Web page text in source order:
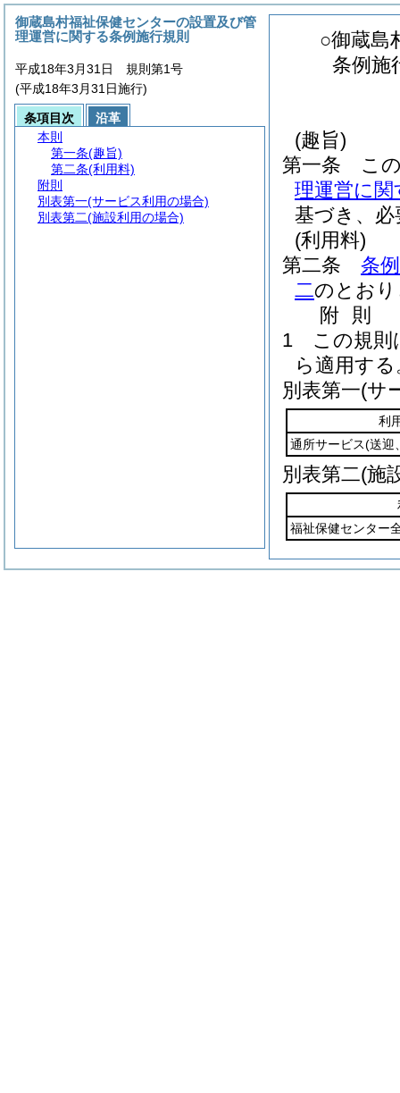
○御蔵島
条例施
(趣旨)
第一条
こ
理運営に関
基づき、
(利用料)
第二条
条
二のとお
附 則
1
この規則
ら適用する
別表第一(サ
利
通所サービス(送迎
別表第二(施
福祉保健センター
御蔵島村福祉保健センターの設置及び管
理運営に関する条例施行規則
平成18年3月31日 規則第1号
(平成18年3月31日施行)
条項目次
沿革
本則
第一条(趣旨)
第二条(利用料)
附則
別表第一(サービス利用の場合)
別表第二(施設利用の場合)